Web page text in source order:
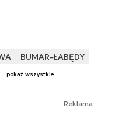
BUMAR-ŁABĘDY
pokaż wszystkie
Reklama